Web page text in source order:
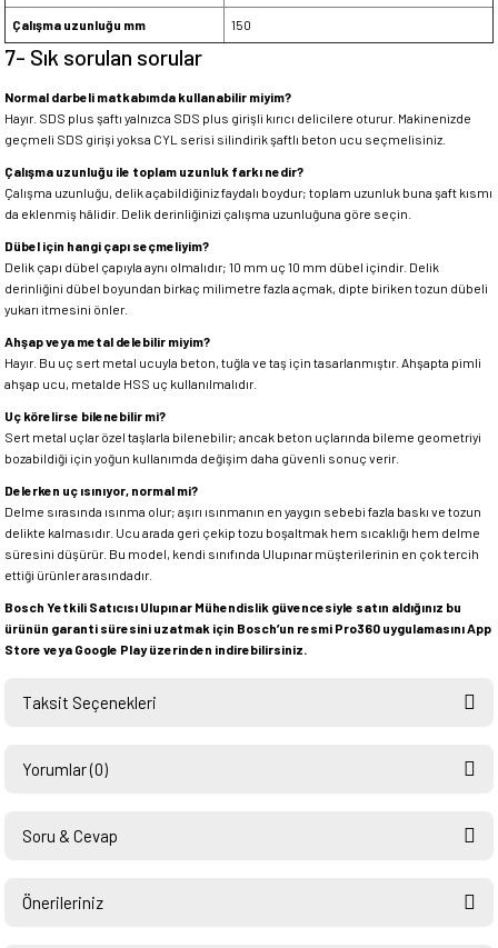
Çalışma uzunluğu mm 150
7- Sık sorulan sorular
Normal darbeli matkabımda kullanabilir miyim?
Hayır. SDS plus şaftı yalnızca SDS plus girişli kırıcı delicilere oturur. Makinenizde
geçmeli SDS girişi yoksa CYL serisi silindirik şaftlı beton ucu seçmelisiniz.
Çalışma uzunluğu ile toplam uzunluk farkı nedir?
Çalışma uzunluğu, delik açabildiğiniz faydalı boydur; toplam uzunluk buna şaft kısmı
da eklenmiş hâlidir. Delik derinliğinizi çalışma uzunluğuna göre seçin.
Dübel için hangi çapı seçmeliyim?
Delik çapı dübel çapıyla aynı olmalıdır; 10 mm uç 10 mm dübel içindir. Delik
derinliğini dübel boyundan birkaç milimetre fazla açmak, dipte biriken tozun dübeli
yukarı itmesini önler.
Ahşap veya metal delebilir miyim?
Hayır. Bu uç sert metal ucuyla beton, tuğla ve taş için tasarlanmıştır. Ahşapta pimli
ahşap ucu, metalde HSS uç kullanılmalıdır.
Uç körelirse bilenebilir mi?
Sert metal uçlar özel taşlarla bilenebilir; ancak beton uçlarında bileme geometriyi
bozabildiği için yoğun kullanımda değişim daha güvenli sonuç verir.
Delerken uç ısınıyor, normal mi?
Delme sırasında ısınma olur; aşırı ısınmanın en yaygın sebebi fazla baskı ve tozun
delikte kalmasıdır. Ucu arada geri çekip tozu boşaltmak hem sıcaklığı hem delme
süresini düşürür. Bu model, kendi sınıfında Ulupınar müşterilerinin en çok tercih
ettiği ürünler arasındadır.
Bosch Yetkili Satıcısı Ulupınar Mühendislik güvencesiyle satın aldığınız bu
ürünün garanti süresini uzatmak için Bosch’un resmi Pro360 uygulamasını App
Store veya Google Play üzerinden indirebilirsiniz.
Taksit Seçenekleri
Yorumlar (0)
Soru & Cevap
Önerileriniz